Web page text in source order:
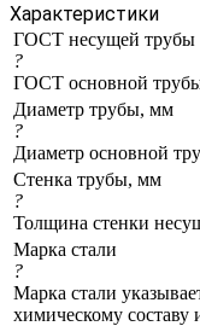
Характеристики
ГОСТ несущей трубы
?
ГОСТ основной
Диаметр трубы, мм
?
Диаметр основной
Стенка трубы, мм
?
Толщина стенки
Марка стали
?
Марка стали
химическому составу